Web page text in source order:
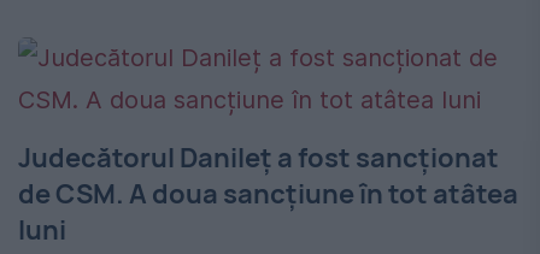
Judecătorul Danileț a fost sancționat
de CSM. A doua sancțiune în tot atâtea
luni